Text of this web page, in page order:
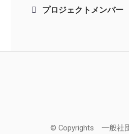
プロジェクトメンバー
© Copyrights 一般社